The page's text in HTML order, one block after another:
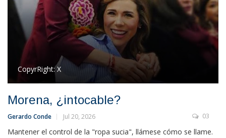
CopyrRight: X
Morena, ¿intocable?
Gerardo Conde Jul 20, 2026 03
Mantener el control de la "ropa sucia", llámese cómo se llame.